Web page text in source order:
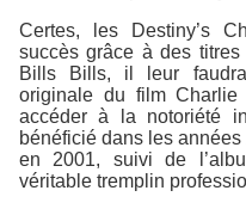
Certes, les Destiny’s
succès grâce à des
Bills Bills, il leur
originale du film
accéder à la notoriété
bénéficié dans les
en 2001, suivi de
véritable tremplin